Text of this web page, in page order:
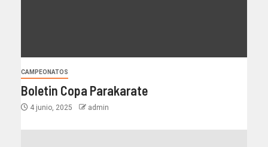
CAMPEONATOS
Boletin Copa Parakarate
4 junio, 2025 admin